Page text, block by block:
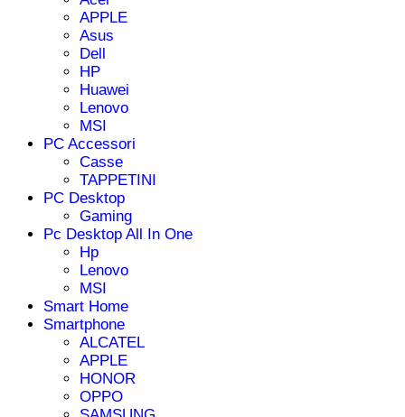
APPLE
Asus
Dell
HP
Huawei
Lenovo
MSI
PC Accessori
Casse
TAPPETINI
PC Desktop
Gaming
Pc Desktop All In One
Hp
Lenovo
MSI
Smart Home
Smartphone
ALCATEL
APPLE
HONOR
OPPO